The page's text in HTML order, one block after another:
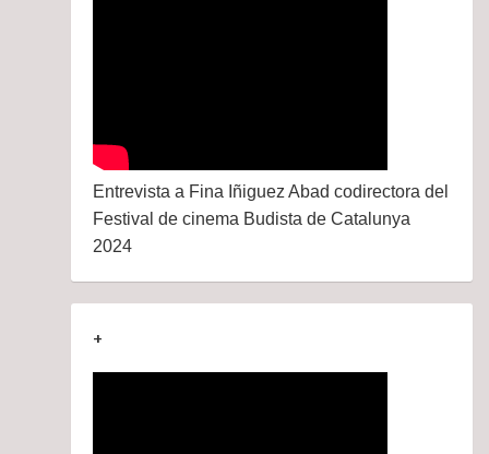
Entrevista a Fina Iñiguez Abad codirectora del
Festival de cinema Budista de Catalunya
2024
+